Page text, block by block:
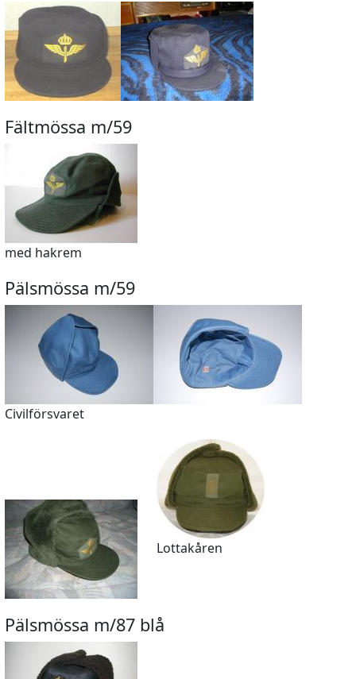
Fältmössa m/59
med hakrem
Pälsmössa m/59
Civilförsvaret
Lottakåren
Pälsmössa m/87 blå